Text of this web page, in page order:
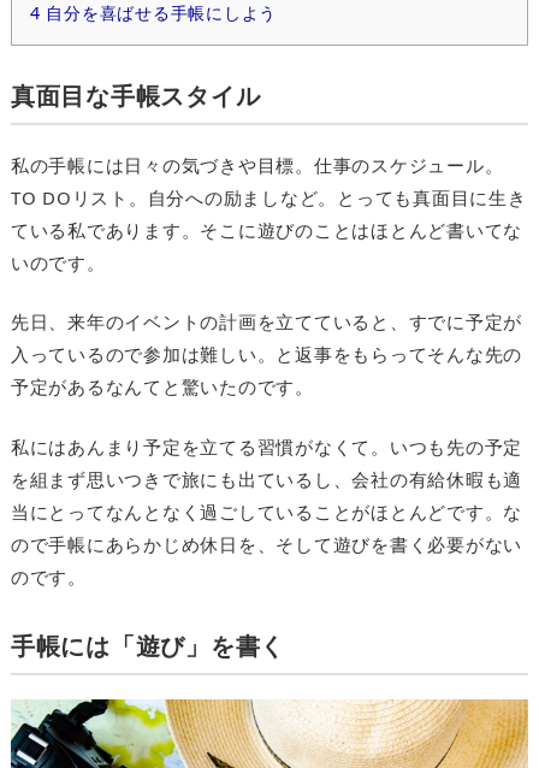
4 自分を喜ばせる手帳にしよう
真面目な手帳スタイル
私の手帳には日々の気づきや目標。仕事のスケジュール。
TO DO リスト。自分への励ましなど。とっても真面目に生き
ている私であります。そこに遊びのことはほとんど書いてな
いのです。
先日、来年のイベントの計画を立てていると、すでに予定が
入っているので参加は難しい。と返事をもらってそんな先の
予定があるなんてと驚いたのです。
私にはあんまり予定を立てる習慣がなくて。いつも先の予定
を組まず思いつきで旅にも出ているし、会社の有給休暇も適
当にとってなんとなく過ごしていることがほとんどです。な
ので手帳にあらかじめ休日を、そして遊びを書く必要がない
のです。
手帳には「遊び」を書く